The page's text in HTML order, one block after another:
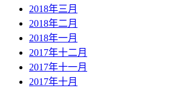
2018年三月
2018年二月
2018年一月
2017年十二月
2017年十一月
2017年十月